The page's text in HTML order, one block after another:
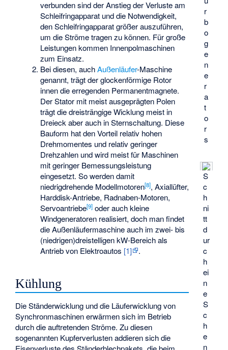
r
b
o
g
e
n
e
r
a
t
o
r
s
S
c
h
ni
tt
d
ur
c
h
ei
n
e
S
c
h
e
n
verbunden sind der Anstieg der Verluste am
Schleifringapparat und die Notwendigkeit,
den Schleifringapparat größer auszuführen,
um die Ströme tragen zu können. Für große
Leistungen kommen Innenpolmaschinen
zum Einsatz.
Bei diesen, auchAußenläufer-Maschine
genannt, trägt der glockenförmige Rotor
innen die erregenden Permanentmagnete.
Der Stator mit meist ausgeprägten Polen
trägt die dreisträngige Wicklung meist in
Dreieck aber auch in Sternschaltung. Diese
Bauform hat den Vorteil relativ hohen
Drehmomentes und relativ geringer
Drehzahlen und wird meist für Maschinen
mit geringer Bemessungsleistung
eingesetzt. So werden damit
niedrigdrehende Modellmotoren[8], Axiallüfter,
Harddisk-Antriebe, Radnaben-Motoren,
Servoantriebe[9] oder auch kleine
Windgeneratoren realisiert, doch man findet
die Außenläufermaschine auch im zwei- bis
(niedrigen)dreistelligen kW-Bereich als
Antrieb von Elektroautos [1] .
Kühlung
Die Ständerwicklung und die Läuferwicklung von
Synchronmaschinen erwärmen sich im Betrieb
durch die auftretenden Ströme. Zu diesen
sogenannten Kupferverlusten addieren sich die